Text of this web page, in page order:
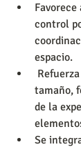
control
espacio.
tamaño,
de la
Se